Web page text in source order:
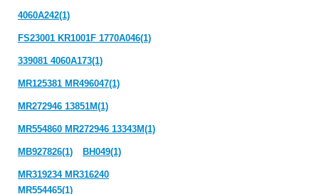
4060A242(1)
FS23001 KR1001F 1770A046(1)
339081 4060A173(1)
MR125381 MR496047(1)
MR272946 13851M(1)
MR554860 MR272946 13343M(1)
MB927826(1) BH049(1)
MR319234 MR316240
MR554465(1)